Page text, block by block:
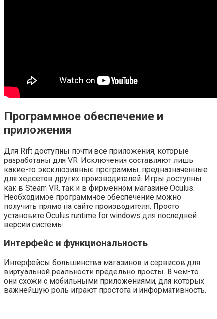
Программное обеспечение и
приложения
Для Rift доступны почти все приложения, которые
разработаны для VR. Исключения составляют лишь
какие-то эксклюзивные программы, предназначенные
для хедсетов других производителей. Игры доступны
как в Steam VR, так и в фирменном магазине Oculus.
Необходимое программное обеспечение можно
получить прямо на сайте производителя. Просто
установите Oculus runtime for windows для последней
версии системы.
Интерфейс и функциональность
Интерфейсы большинства магазинов и сервисов для
виртуальной реальности предельно просты. В чем-то
они схожи с мобильными приложениями, для которых
важнейшую роль играют простота и информативность.